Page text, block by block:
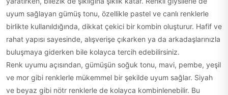
uyum sağlayan gümüş tonu, özellikle pastel ve canlı renklerle
birlikte kullanıldığında, dikkat çekici bir kombin oluşturur. Hafif ve
rahat yapısı sayesinde, alışverişe çıkarken ya da arkadaşlarınızla
buluşmaya giderken bile kolayca tercih edebilirsiniz.
Renk uyumu açısından, gümüşün soğuk tonu, mavi, pembe, yeşil
ve mor gibi renklerle mükemmel bir şekilde uyum sağlar. Siyah
ve beyaz gibi nötr renklerle de kolayca kombinlenebilir. Bu